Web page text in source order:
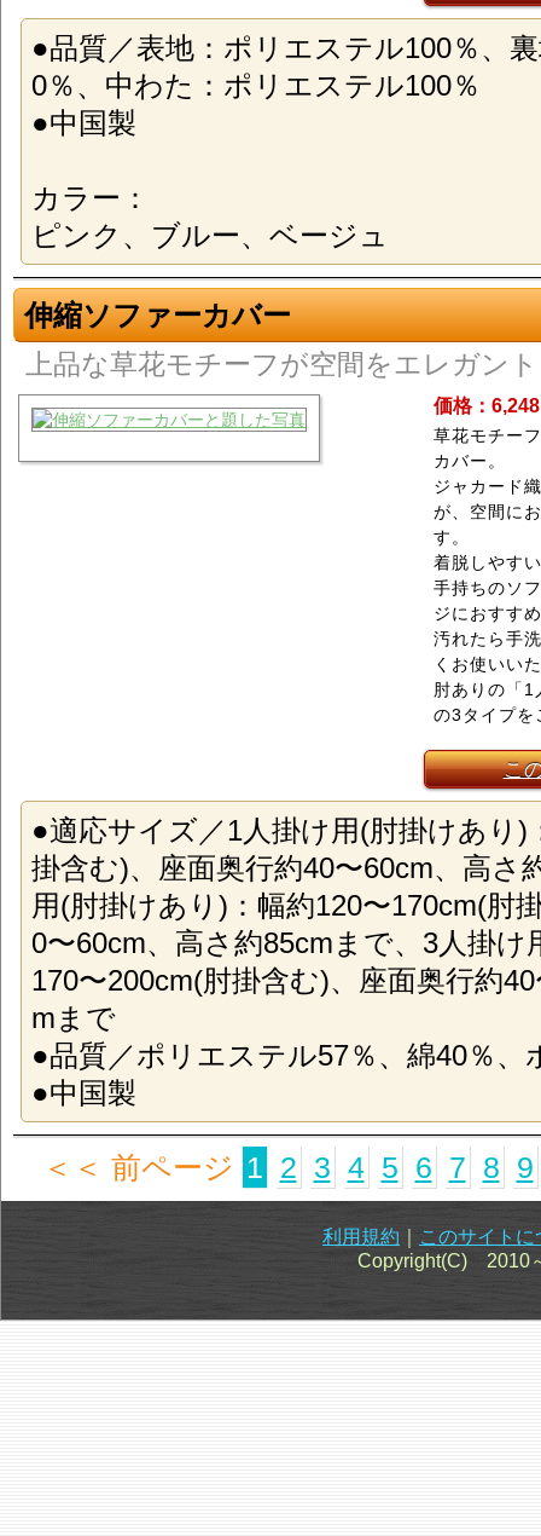
●品質／表地：ポリエステル100％、
0％、中わた：ポリエステル100％
●中国製
カラー：
ピンク、ブルー、ベージュ
伸縮ソファーカバー
上品な草花モチーフが空間をエレガン
価格：
草花モチー
カバー。
ジャカード
が、空間に
す。
着脱しやす
手持ちのソ
ジにおすす
汚れたら手
くお使いい
肘ありの「1
の3タイプを
こ
●適応サイズ／1人掛け用(肘掛けあり)
掛含む)、座面奥行約40〜60cm、高さ
用(肘掛けあり)：幅約120〜170cm(肘
0〜60cm、高さ約85cmまで、3人掛け
170〜200cm(肘掛含む)、座面奥行約
mまで
●品質／ポリエステル57％、綿40％、
●中国製
＜＜ 前ページ 1 2 3 4 5 6 7 8 9
利用規約
このサイトに
Copyright(C) 2010